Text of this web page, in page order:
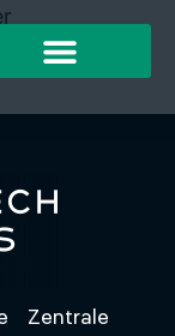
Zentrale